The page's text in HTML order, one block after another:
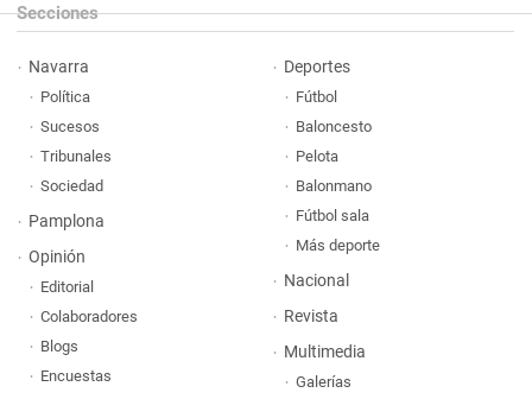
Secciones
Navarra
Política
Sucesos
Tribunales
Sociedad
Pamplona
Opinión
Editorial
Colaboradores
Blogs
Encuestas
Deportes
Fútbol
Baloncesto
Pelota
Balonmano
Fútbol sala
Más deporte
Nacional
Revista
Multimedia
Galerías